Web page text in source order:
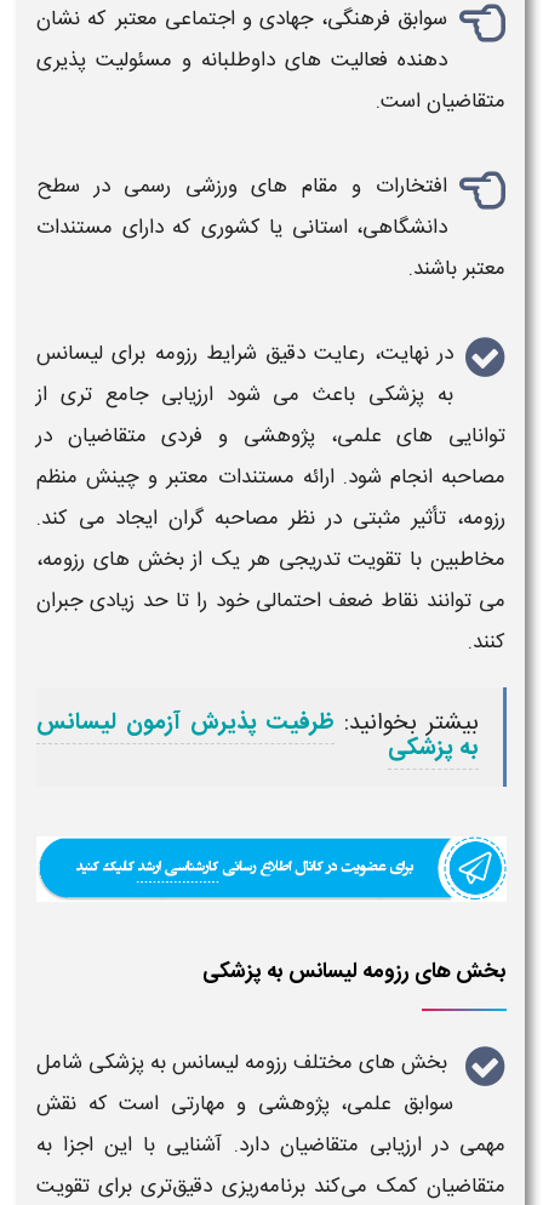
سوابق فرهنگی، جهادی و اجتماعی معتبر که نشان
دهنده فعالیت های داوطلبانه و مسئولیت پذیری
متقاضیان است.
افتخارات و مقام های ورزشی رسمی در سطح
دانشگاهی، استانی یا کشوری که دارای مستندات
معتبر باشند.
در نهایت، رعایت دقیق شرایط رزومه برای لیسانس
به پزشکی باعث می شود ارزیابی جامع تری از
توانایی های علمی، پژوهشی و فردی متقاضیان در
مصاحبه انجام شود. ارائه مستندات معتبر و چینش منظم
رزومه، تأثیر مثبتی در نظر مصاحبه گران ایجاد می کند.
مخاطبین با تقویت تدریجی هر یک از بخش های رزومه،
می توانند نقاط ضعف احتمالی خود را تا حد زیادی جبران
کنند.
بیشتر بخوانید: ظرفیت پذیرش آزمون لیسانس
به پزشکی
بخش های رزومه لیسانس به پزشکی
بخش های مختلف رزومه لیسانس به پزشکی شامل
سوابق علمی، پژوهشی و مهارتی است که نقش
مهمی در ارزیابی متقاضیان دارد. آشنایی با این اجزا به
متقاضیان کمک می‌کند برنامه‌ریزی دقیق‌تری برای تقویت